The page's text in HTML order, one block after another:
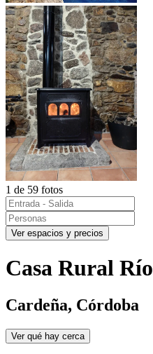
1 de 59 fotos
Ver espacios y precios
Casa Rural
Cardeña, Córdoba
Ver qué hay cerca